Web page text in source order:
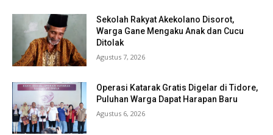
Sekolah Rakyat Akekolano Disorot,
Warga Gane Mengaku Anak dan Cucu
Ditolak
Agustus 7, 2026
Operasi Katarak Gratis Digelar di Tidore,
Puluhan Warga Dapat Harapan Baru
Agustus 6, 2026